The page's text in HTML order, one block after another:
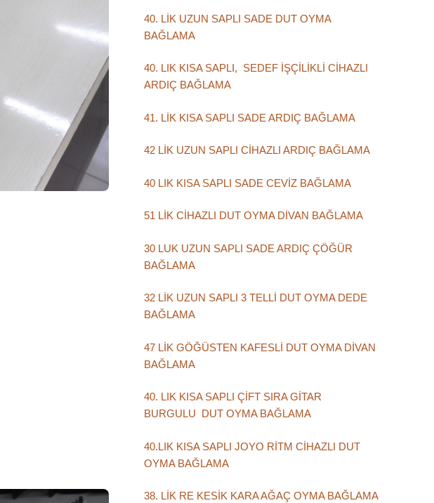
40. LİK UZUN SAPLI SADE DUT OYMA
BAĞLAMA
40. LIK KISA SAPLI, SEDEF İŞÇİLİKLİ CİHAZLI
ARDIÇ BAĞLAMA
41. LİK KISA SAPLI SADE ARDIÇ BAĞLAMA
42 LİK UZUN SAPLI CİHAZLI ARDIÇ BAĞLAMA
40 LIK KISA SAPLI SADE CEVİZ BAĞLAMA
51 LİK CİHAZLI DUT OYMA DİVAN BAĞLAMA
30 LUK UZUN SAPLI SADE ARDIÇ ÇÖĞÜR
BAĞLAMA
32 LİK UZUN SAPLI 3 TELLİ DUT OYMA DEDE
BAĞLAMA
47 LİK GÖĞÜSTEN KAFESLİ DUT OYMA DİVAN
BAĞLAMA
40. LIK KISA SAPLI ÇİFT SIRA GİTAR
BURGULU DUT OYMA BAĞLAMA
40.LIK KISA SAPLI JOYO RİTM CİHAZLI DUT
OYMA BAĞLAMA
38. LİK RE KESİK KARA AĞAÇ OYMA BAĞLAMA